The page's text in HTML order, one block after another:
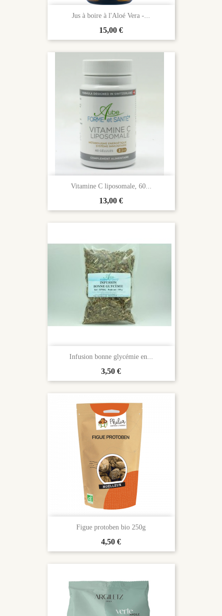
Jus à boire à l'Aloé Vera -...
Prix
15,00 €
Vitamine C liposomale, 60...
Prix
13,00 €
Infusion bonne glycémie en...
Prix
3,50 €
Figue protoben bio 250g
Prix
4,50 €